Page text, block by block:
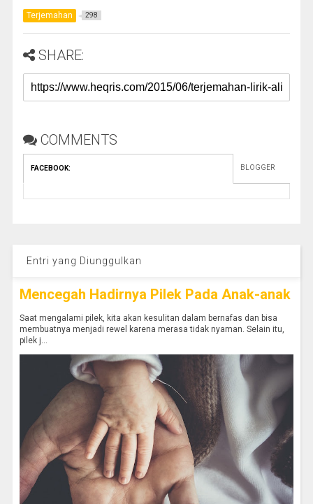
Terjemahan 298
SHARE:
COMMENTS
FACEBOOK: BLOGGER
Entri yang Diunggulkan
Mencegah Hadirnya Pilek Pada Anak-anak
Saat mengalami pilek, kita akan kesulitan dalam bernafas dan bisa
membuatnya menjadi rewel karena merasa tidak nyaman. Selain itu,
pilek j...